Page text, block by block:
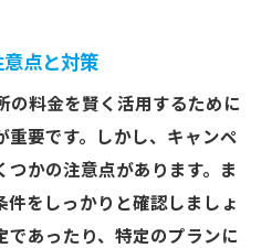
点と対策
の料金を賢く活用するために
重要です。しかし、キャンペ
つかの注意点があります。ま
件をしっかりと確認しましょ
であったり、特定のプランに